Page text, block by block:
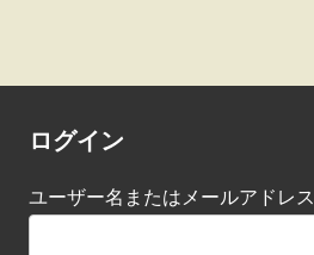
ログイン
ユーザー名またはメールアドレス